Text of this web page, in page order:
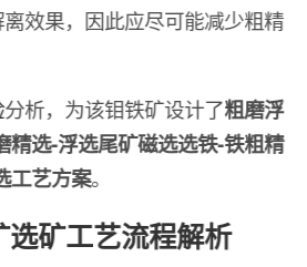
效果，因此应尽可能减少粗精
分析，为该钼铁矿设计了粗磨浮
精选-浮选尾矿磁选选铁-铁粗精
工艺方案。
选矿工艺流程解析